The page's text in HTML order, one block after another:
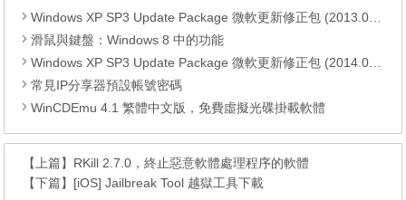
Windows XP SP3 Update Package 微軟更新修正包 (2013.02月份)
滑鼠與鍵盤：Windows 8 中的功能
Windows XP SP3 Update Package 微軟更新修正包 (2014.02月份)
常見IP分享器預設帳號密碼
WinCDEmu 4.1 繁體中文版，免費虛擬光碟掛載軟體
【上篇】 RKill 2.7.0，終止惡意軟體處理程序的軟體
【下篇】 [iOS] Jailbreak Tool 越獄工具下載